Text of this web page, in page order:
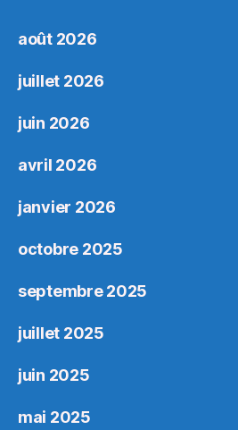
août 2026
juillet 2026
juin 2026
avril 2026
janvier 2026
octobre 2025
septembre 2025
juillet 2025
juin 2025
mai 2025